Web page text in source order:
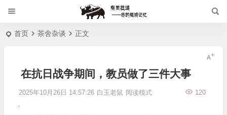
首页 茶舍杂谈 正文
在抗日战争期间，教员做了三件大事
2025年10月26日 14:57:26 白玉老鼠 120
阅读模式